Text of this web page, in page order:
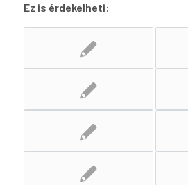
Ez is érdekelheti: